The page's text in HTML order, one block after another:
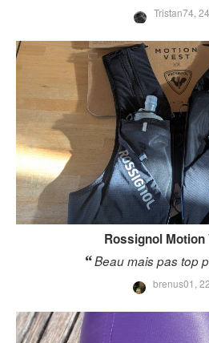
Tristan74,
Rossignol Motion
Beau mais pas top
brenus01,